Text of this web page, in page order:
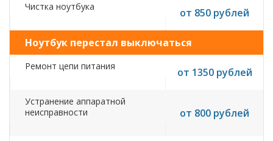
Чистка ноутбука от 850 рублей
Ноутбук перестал выключаться
Ремонт цепи питания от 1350 рублей
Устранение аппаратной
неисправности
от 800 рублей